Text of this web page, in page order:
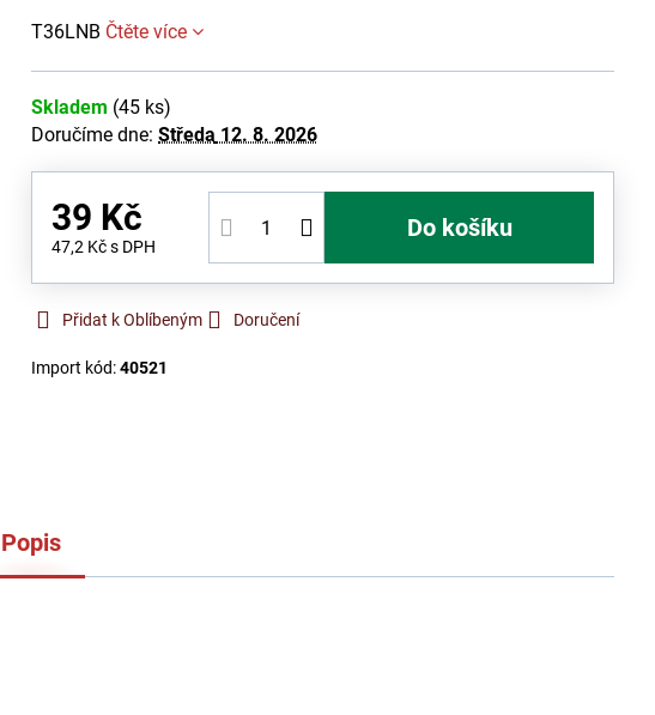
T36LNB Čtěte více
Skladem (45 ks)
Doručíme dne:Středa 12. 8. 2026
39 Kč
47,2 Kčs DPH
Do košíku
Přidat k Oblíbeným Doručení
Import kód:40521
Popis